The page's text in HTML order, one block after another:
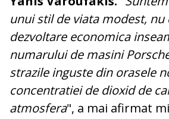
unui stil de viata modest, nu
dezvoltare economica
numarului de masini
strazile inguste din orasele
concentratiei de dioxid de
atmosfera", a mai afirmat